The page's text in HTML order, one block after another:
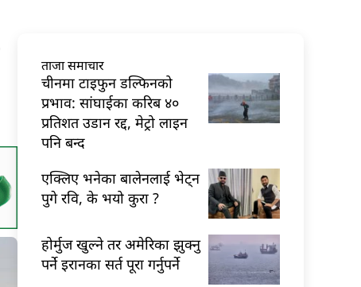
ताजा समाचार
चीनमा टाइफुन डल्फिनको
प्रभाव: सांघाईका करिब ४०
प्रतिशत उडान रद्द, मेट्रो लाइन
पनि बन्द
एक्लिए भनेका बालेनलाई भेट्न
पुगे रवि, के भयो कुरा ?
होर्मुज खुल्ने तर अमेरिका झुक्नु
पर्ने इरानका सर्त पूरा गर्नुपर्ने